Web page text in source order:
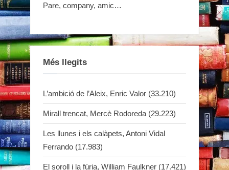
Pare, company, amic…
Més llegits
L’ambició de l’Aleix, Enric Valor (33.210)
Mirall trencat, Mercè Rodoreda (29.223)
Les llunes i els calàpets, Antoni Vidal
Ferrando (17.983)
El soroll i la fúria, William Faulkner (17.421)